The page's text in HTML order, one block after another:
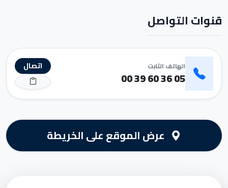
قنوات التواصل
الهاتف الثابت
05 36 60 39 00
اتصال
عرض الموقع على الخريطة